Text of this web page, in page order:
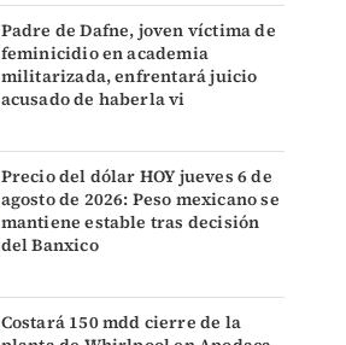
Padre de Dafne, joven víctima de
feminicidio en academia
militarizada, enfrentará juicio
acusado de haberla vi
Precio del dólar HOY jueves 6 de
agosto de 2026: Peso mexicano se
mantiene estable tras decisión
del Banxico
Costará 150 mdd cierre de la